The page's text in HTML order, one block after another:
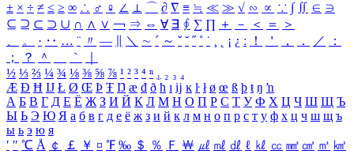
± × ÷ ≠ ≤ ≥ ∞ ∴ ♂ ♀ ∠ ⊥ ⌒ ∂ ∇ ≡ ≒ ≪ ≫ √ ∽ ∝ ∵ ∫ ∬ ∈ ∋
⊆ ⊇ ⊂ ⊃ ∪ ∩ ∧ ∨ ￢ ⇒ ⇔ ∀ ∃ ∮ ∑ ∏ ＋ － ＜ ＝
＞
、
。 · ‥ … ¨ 〃 ― ＼ ∼ ´ ～ ˇ ˘ ˝ ˚ ˙ ¸ ¡ ¿ ː ！ ＇ ， ． ／
：
；
？ ＾ ｀
½ ⅓ ⅔ ¼ ¾ ⅛ ⅜ ⅝ ⅞ ¹ ² ³ ⁴ ⁿ ₁ ₂ ₃ ₄
Æ Ð Ħ Ĳ Ł Ø Œ Þ Ŧ Ŋ æ đ ð ħ ı ĳ ĸ ŀ ł ø œ ß þ ŧ ŋ ŉ
А Б В Г Д Е Ё Ж З И Й К Л М Н О П Р С Т У Ф Х Ц Ч Ш Щ Ъ
Ы Ь Э Ю Я а б в г д е ё ж з и й к л м н о п р с т у ф х ц ч ш щ ъ
ы ь э ю я
′ ″ ℃ Å ￠ ￡ ￥ ¤ ℉ ‰ ＄ ％ Ｆ ￦ ㎕ ㎖ ㎗ ℓ ㎘ ㏄ ㎣ ㎤ ㎥ ㎦